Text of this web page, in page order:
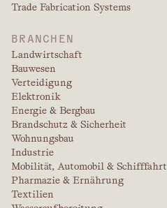
Trade Fabrication Systems
BRANCHEN
Landwirtschaft
Bauwesen
Verteidigung
Elektronik
Energie & Bergbau
Brandschutz & Sicherheit
Wohnungsbau
Industrie
Mobilität, Automobil & Schifffahrt
Pharmazie & Ernährung
Textilien